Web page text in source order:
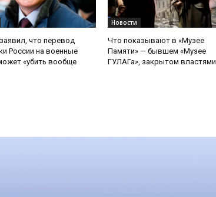
что перевод
России на военные
«убить вообще
Новости
Что показывают в «Музее
Памяти» — бывшем «Музее
ГУЛАГа», закрытом властями